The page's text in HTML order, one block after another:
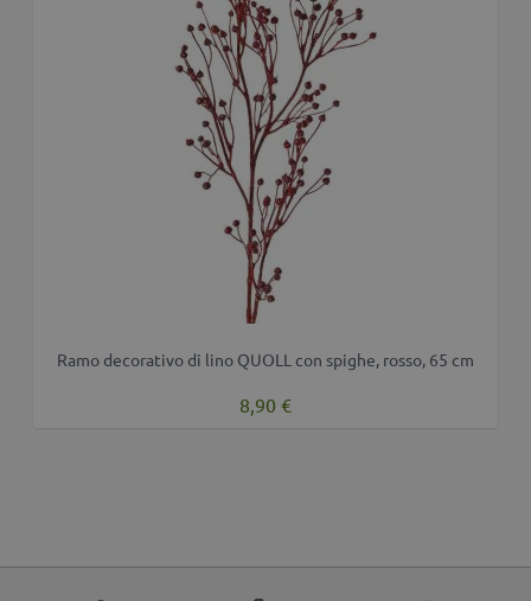
Ramo decorativo di lino QUOLL con spighe, rosso, 65 cm
8,90 €